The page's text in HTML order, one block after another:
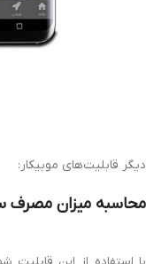
دیگر قابلیت‌های موبیکار:
محاسبه میزان مصرف